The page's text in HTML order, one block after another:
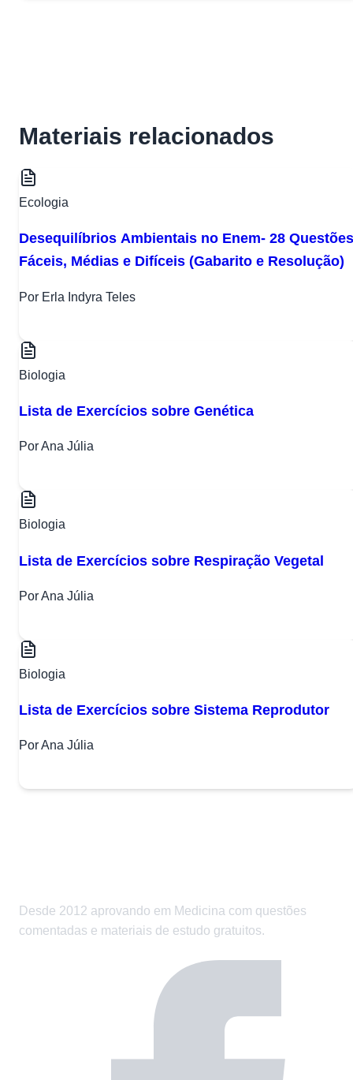
Materiais relacionados
Ecologia
Desequilíbrios Ambientais no Enem- 28 Questões
Fáceis, Médias e Difíceis (Gabarito e Resolução)
Por Erla Indyra Teles
Biologia
Lista de Exercícios sobre Genética
Por Ana Júlia
Biologia
Lista de Exercícios sobre Respiração Vegetal
Por Ana Júlia
Biologia
Lista de Exercícios sobre Sistema Reprodutor
Por Ana Júlia
Desde 2012 aprovando em Medicina com questões
comentadas e materiais de estudo gratuitos.